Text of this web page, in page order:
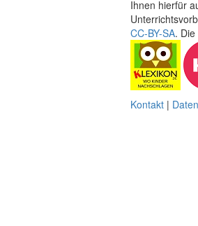
Ihnen hierfür
CC-BY-SA.
Kontakt |